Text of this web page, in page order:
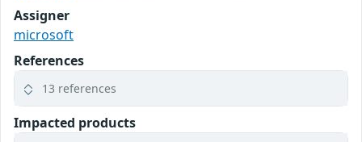
Assigner
microsoft
References
13 references
Impacted products